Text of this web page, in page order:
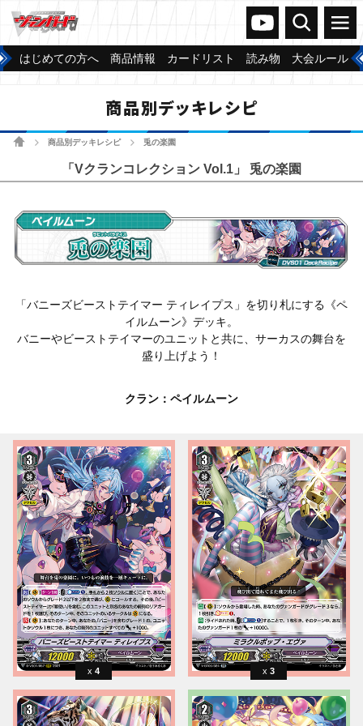
ヴァンガードch
検索 メニュー
はじめての方へ 商品情報 カードリスト 読み物 大会ルール
商品別デッキレシピ
ホーム商品別デッキレシピ 兎の楽園
「Vクランコレクション Vol.1」 兎の楽園
「バニーズビーストテイマー ティレイプス」を切り札にする《ペ
イルムーン》デッキ。
バニーやビーストテイマーのユニットと共に、サーカスの舞台を
盛り上げよう！
クラン：ペイルムーン
4 3